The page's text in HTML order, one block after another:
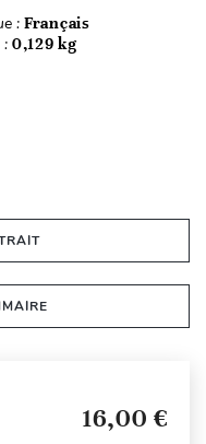
: Français
: 0,129 kg
16,00 €